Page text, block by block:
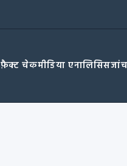
फ़ैक्ट चेकमीडिया एनालिसिस